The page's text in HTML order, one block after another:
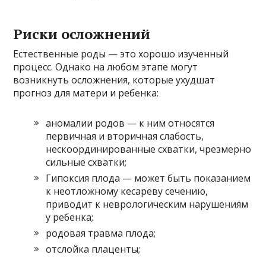
Риски осложнений
Естественные роды — это хорошо изученный
процесс. Однако на любом этапе могут
возникнуть осложнения, которые ухудшат
прогноз для матери и ребенка:
аномалии родов — к ним относятся
первичная и вторичная слабость,
нескоординированные схватки, чрезмерно
сильные схватки;
Гипоксия плода — может быть показанием
к неотложному кесареву сечению,
приводит к неврологическим нарушениям
у ребенка;
родовая травма плода;
отслойка плаценты;